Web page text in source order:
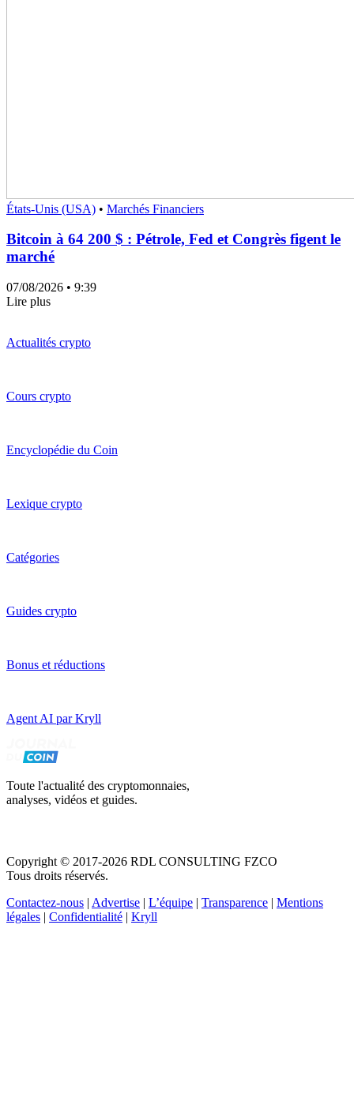
États-Unis (USA) • Marchés Financiers
Bitcoin à 64 200 $ : Pétrole, Fed et Congrès figent le
marché
07/08/2026 • 9:39
Lire plus
Actualités crypto
Cours crypto
Encyclopédie du Coin
Lexique crypto
Catégories
Guides crypto
Bonus et réductions
Agent AI par Kryll
Toute l'actualité des cryptomonnaies,
analyses, vidéos et guides.
Copyright © 2017-2026 RDL CONSULTING FZCO
Tous droits réservés.
Contactez-nous | Advertise | L’équipe | Transparence | Mentions
légales | Confidentialité | Kryll